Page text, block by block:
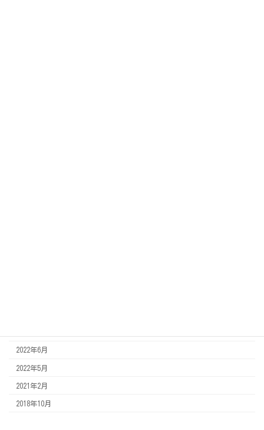
2022年6月
2022年5月
2021年2月
2018年10月